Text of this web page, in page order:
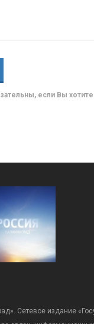
если Вы
Сетевое издание